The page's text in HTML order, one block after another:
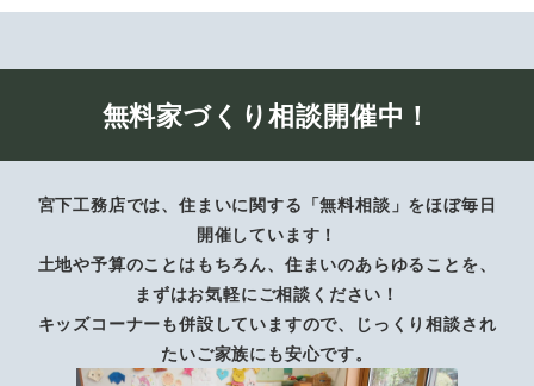
無料家づくり相談開催中！
宮下工務店では、住まいに関する「無料相談」をほぼ毎日
開催しています！
土地や予算のことはもちろん、住まいのあらゆることを、
まずはお気軽にご相談ください！
キッズコーナーも併設していますので、じっくり相談され
たいご家族にも安心です。